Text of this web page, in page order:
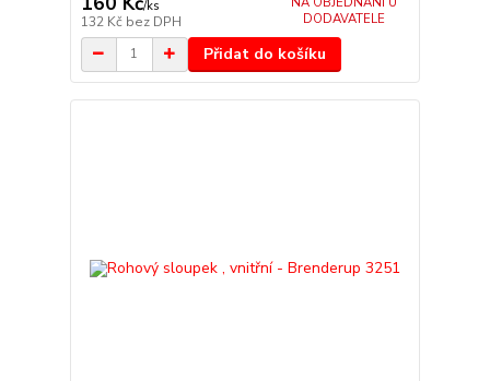
/ks
132 Kč bez DPH
DODAVATELE
Přidat do košíku